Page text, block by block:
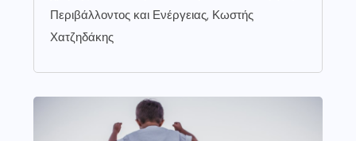
Περιβάλλοντος και Ενέργειας, Κωστής
Χατζηδάκης